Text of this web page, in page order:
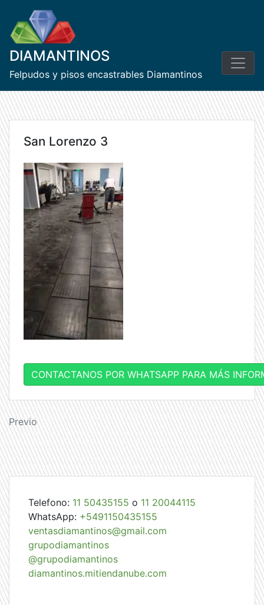
content
DIAMANTINOS
Felpudos y pisos encastrables Diamantinos
San Lorenzo 3
CONTACTANOS POR WHATSAPP PARA MÁS
Navegación
de
entradas
Previo
Telefono: 11 50435155 o 11 20044115
WhatsApp: +5491150435155
ventasdiamantinos@gmail.com
grupodiamantinos
@grupodiamantinos
diamantinos.mitiendanube.com